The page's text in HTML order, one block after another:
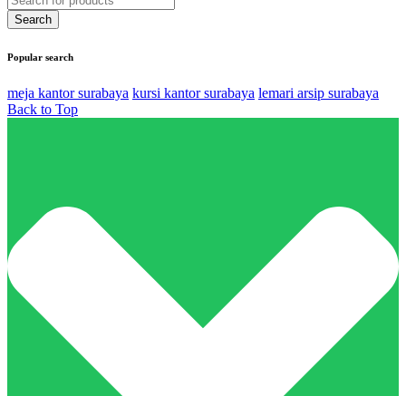
Popular search
meja kantor surabaya kursi kantor surabaya lemari arsip surabaya
Back to Top